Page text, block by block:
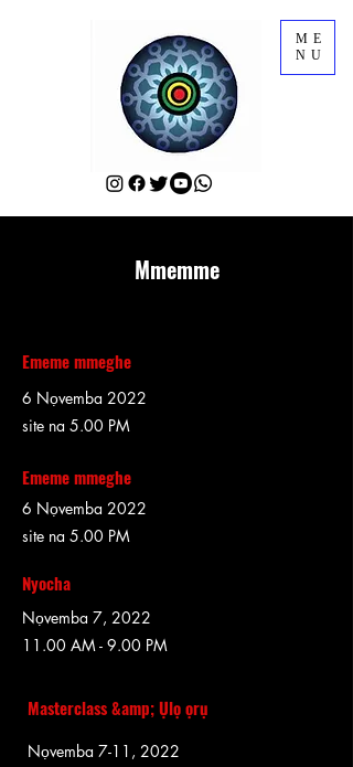
ME
NU
Mmemme
Ememe mmeghe
6 Nọvemba 2022
site na 5.00 PM
Ememe mmeghe
6 Nọvemba 2022
site na 5.00 PM
Nyocha
Nọvemba 7, 2022
11.00 AM - 9.00 PM
Masterclass &amp; Ụlọ ọrụ
Nọvemba 7-11, 2022